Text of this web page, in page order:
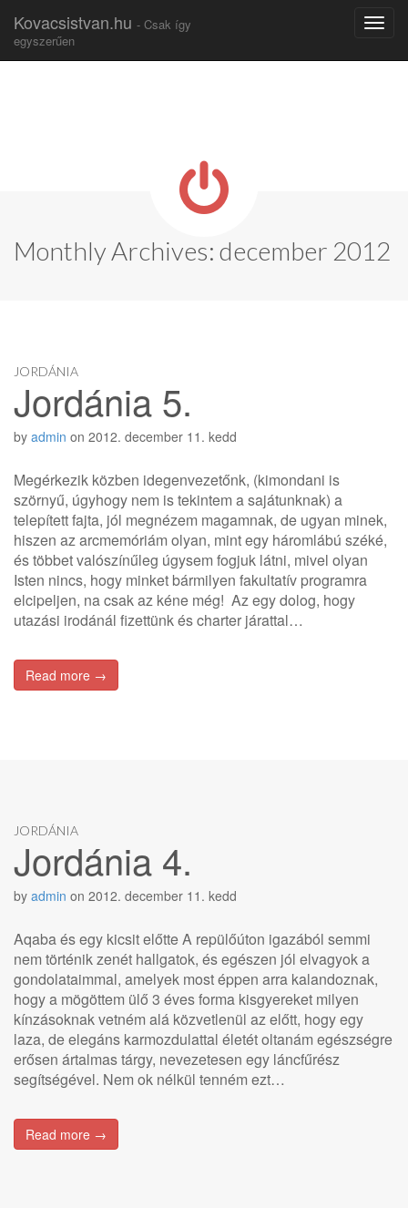
Kovacsistvan.hu - Csak így
egyszerűen
Monthly Archives: december 2012
JORDÁNIA
Jordánia 5.
by admin on 2012. december 11. kedd
Megérkezik közben idegenvezetőnk, (kimondani is
szörnyű, úgyhogy nem is tekintem a sajátunknak) a
telepített fajta, jól megnézem magamnak, de ugyan minek,
hiszen az arcmemóriám olyan, mint egy háromlábú széké,
és többet valószínűleg úgysem fogjuk látni, mivel olyan
Isten nincs, hogy minket bármilyen fakultatív programra
elcipeljen, na csak az kéne még! Az egy dolog, hogy
utazási irodánál fizettünk és charter járattal…
Read more →
JORDÁNIA
Jordánia 4.
by admin on 2012. december 11. kedd
Aqaba és egy kicsit előtte A repülőúton igazából semmi
nem történik zenét hallgatok, és egészen jól elvagyok a
gondolataimmal, amelyek most éppen arra kalandoznak,
hogy a mögöttem ülő 3 éves forma kisgyereket milyen
kínzásoknak vetném alá közvetlenül az előtt, hogy egy
laza, de elegáns karmozdulattal életét oltanám egészségre
erősen ártalmas tárgy, nevezetesen egy láncfűrész
segítségével. Nem ok nélkül tenném ezt…
Read more →